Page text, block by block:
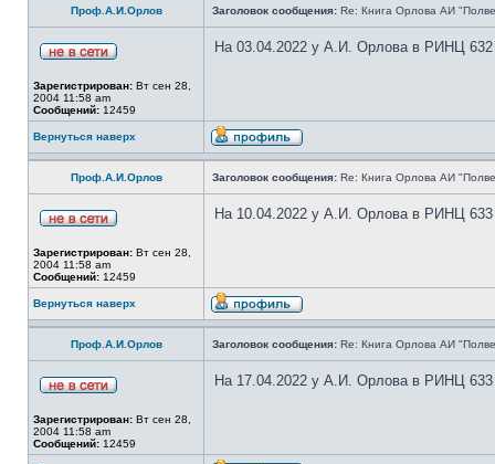
Проф.А.И.Орлов Заголовок сообщения: Re: Книга Орлова АИ
Зарегистрирован: Вт сен 28,
2004 11:58 am
Сообщений: 12459
На 03.04.2022 у А.И. Орлова в РИНЦ 632
Вернуться наверх
Проф.А.И.Орлов Заголовок сообщения: Re: Книга Орлова АИ
Зарегистрирован: Вт сен 28,
2004 11:58 am
Сообщений: 12459
На 10.04.2022 у А.И. Орлова в РИНЦ 633
Вернуться наверх
Проф.А.И.Орлов Заголовок сообщения: Re: Книга Орлова АИ
Зарегистрирован: Вт сен 28,
2004 11:58 am
Сообщений: 12459
На 17.04.2022 у А.И. Орлова в РИНЦ 633